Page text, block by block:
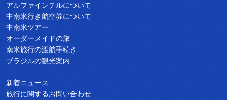
アルファインテルについて
中南米行き航空券について
中南米ツアー
オーダーメイドの旅
南米旅行の渡航手続き
ブラジルの観光案内
新着ニュース
旅行に関するお問い合わせ